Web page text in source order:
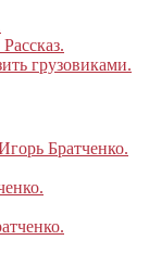
грузовиками.
Братченко.